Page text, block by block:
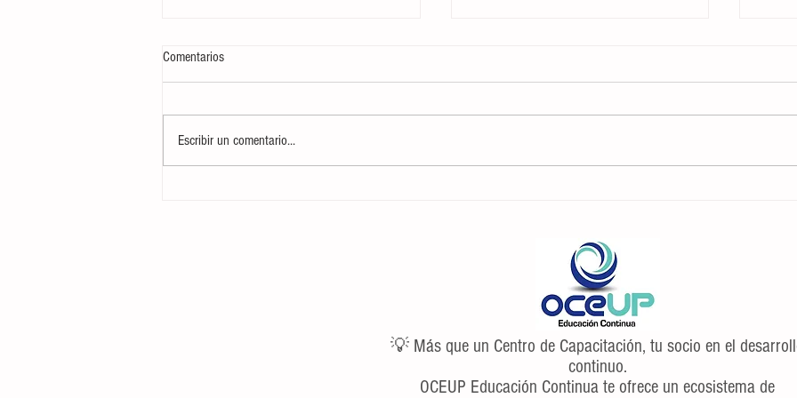
Comentarios
Escribir un comentario...
💡 Más que un Centro de Capacitación, tu socio en el
continuo.
OCEUP Educación Continua te ofrece un ecosistema de